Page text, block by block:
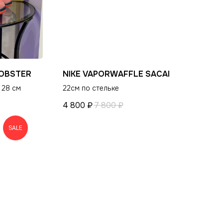
28 см
NIKE VAPORWAFFLE SACAI
22см по стельке
4 800 ₽7 800₽
SALE